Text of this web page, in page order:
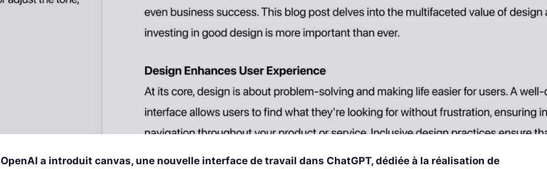
OpenAI a introduit canvas, une nouvelle interface de travail dans ChatGPT, dédiée à la réalisation de